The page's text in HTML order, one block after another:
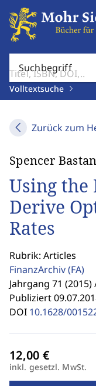
Suchbegriff
Volltextsuche
Zurück zum
Spencer
Using the
Derive
Rates
Rubrik: Articles
FinanzArchiv(FA)
Jahrgang 71 (2015)
Publiziert
DOI 10.1628/
inkl. gesetzl. MwSt.